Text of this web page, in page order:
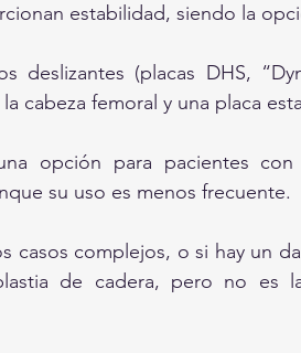
estabilidad, siendo la
deslizantes (placas DHS,
cabeza femoral y una placa
opción para pacientes
su uso es menos frecuente.
casos complejos, o si hay un
de cadera, pero no es